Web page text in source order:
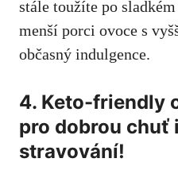
stále toužíte po
menší​ porci ovoce s
občasný indulgence.
4. Keto-friendly⁤
pro dobrou chuť⁣
stravování!